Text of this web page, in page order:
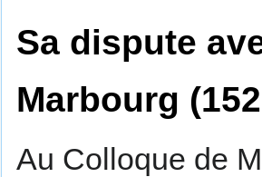
Sa dispute
Marbourg
Au Colloque de